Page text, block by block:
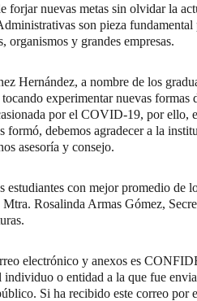
forjar nuevas metas sin olvidar la
son pieza
organismos y grandes empresas.
Hernández, a nombre de los
experimentar nuevas
por el COVID-19, por ello,
formó, debemos agradecer a la
asesoría y consejo.
estudiantes con mejor promedio de
Rosalinda Armas Gómez,
electrónico y anexos es
o entidad a la que fue
Si ha recibido este correo por